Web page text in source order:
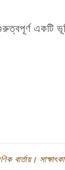
একটি
বার্তায়।